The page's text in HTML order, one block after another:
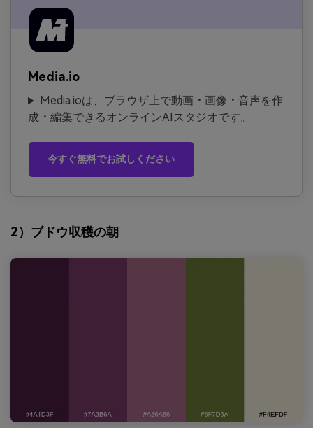
Media.io
Media.ioは、ブラウザ上で動画・画像・音声を作
成・編集できるオンラインAIスタジオです。
今すぐ無料でお試しください
2）ブドウ収穫の朝